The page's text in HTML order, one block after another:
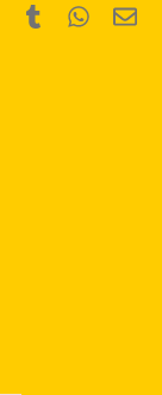
Pinterest
Tumblr